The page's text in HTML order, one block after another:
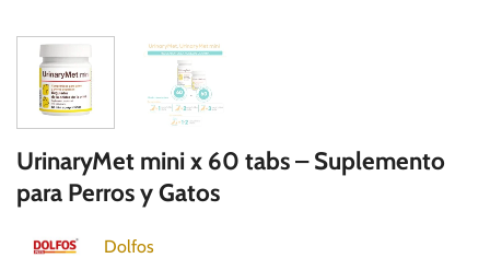
UrinaryMet mini x 60 tabs – Suplemento
para Perros y Gatos
Dolfos